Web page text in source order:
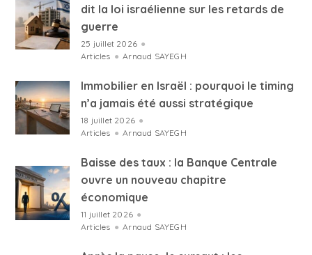
dit la loi israélienne sur les retards de
guerre
25 juillet 2026 ●
Articles ● Arnaud SAYEGH
Immobilier en Israël : pourquoi le timing
n’a jamais été aussi stratégique
18 juillet 2026 ●
Articles ● Arnaud SAYEGH
Baisse des taux : la Banque Centrale
ouvre un nouveau chapitre
économique
11 juillet 2026 ●
Articles ● Arnaud SAYEGH